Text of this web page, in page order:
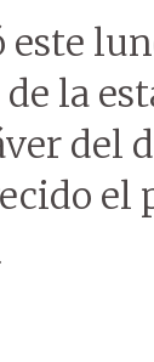
la
del
el